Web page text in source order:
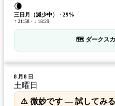
🌘
三日月（減少中） · 29%
↑ 21:58 · ↓ 18:29
🗺 ダークス
8月8日
土曜日
⚠️ 微妙です — 試してみ